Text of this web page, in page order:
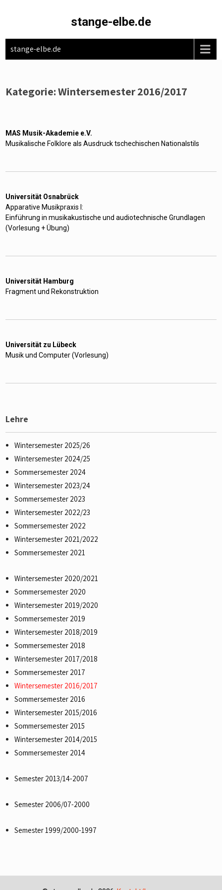
stange-elbe.de
stange-elbe.de
Kategorie:Wintersemester 2016/2017
MAS Musik-Akademie e.V.
Musikalische Folklore als Ausdruck tschechischen Nationalstils
Universität Osnabrück
Apparative Musikpraxis I:
Einführung in musikakustische und audiotechnische Grundlagen
(Vorlesung + Übung)
Universität Hamburg
Fragment und Rekonstruktion
Universität zu Lübeck
Musik und Computer (Vorlesung)
Lehre
Wintersemester 2025/26
Wintersemester 2024/25
Sommersemester 2024
Wintersemester 2023/24
Sommersemester 2023
Wintersemester 2022/23
Sommersemester 2022
Wintersemester 2021/2022
Sommersemester 2021
Wintersemester 2020/2021
Sommersemester 2020
Wintersemester 2019/2020
Sommersemester 2019
Wintersemester 2018/2019
Sommersemester 2018
Wintersemester 2017/2018
Sommersemester 2017
Wintersemester 2016/2017
Sommersemester 2016
Wintersemester 2015/2016
Sommersemester 2015
Wintersemester 2014/2015
Sommersemester 2014
Semester 2013/14-2007
Semester 2006/07-2000
Semester 1999/2000-1997